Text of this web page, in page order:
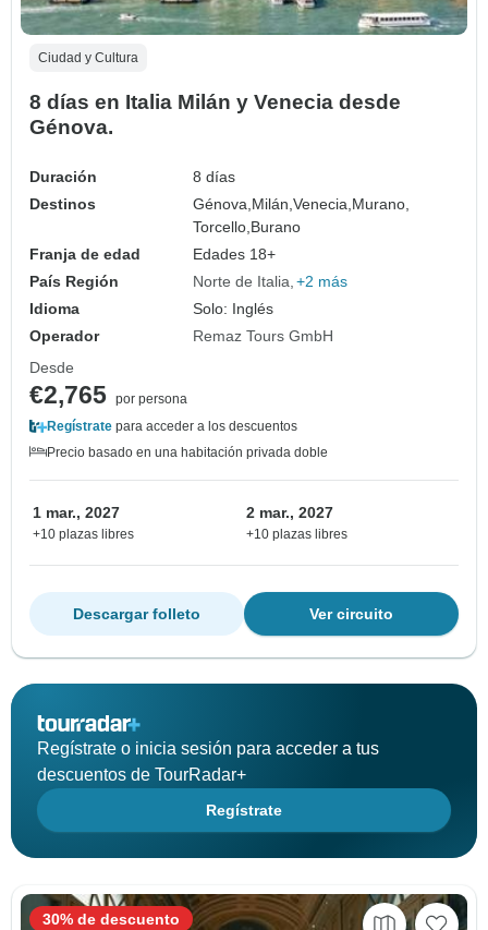
Ciudad y Cultura
8 días en Italia Milán y Venecia desde
Génova.
Duración
8 días
Destinos
Génova, Milán,Venecia, Murano,
Torcello, Burano
Franja de edad
Edades 18+
País Región
Norte de Italia +2 más
Idioma
Solo: Inglés
Operador
Remaz Tours GmbH
Desde
€2,765 por persona
Regístrate para acceder a los descuentos
Precio basado en una habitación privada doble
1 mar., 2027
+10 plazas libres
2 mar., 2027
+10 plazas libres
Ver circuito
Descargar folleto
Regístrate o inicia sesión para acceder a tus
descuentos de TourRadar+
Regístrate
30% de descuento